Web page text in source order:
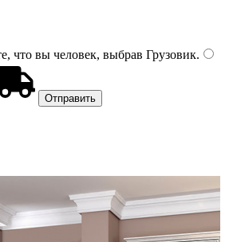
что вы человек, выбрав Грузовик.